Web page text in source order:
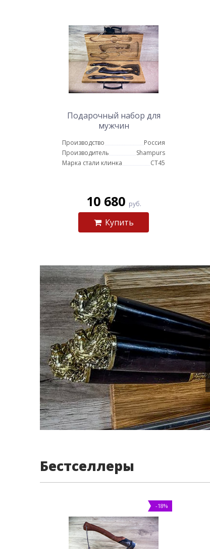
Подарочный набор для
мужчин
Производство
Россия
Производитель
Shampurs
Марка стали клинка
СТ45
10 680 руб.
Купить
Бестселлеры
-18%